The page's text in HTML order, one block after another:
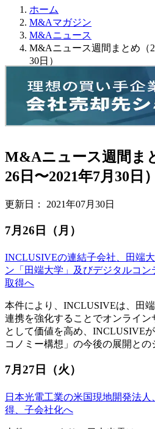
ホーム
M&Aマガジン
M&Aニュース
M&Aニュース週間まとめ（
30日）
M&Aニュース週間ま
26日〜2021年7月30日）
更新日： 2021年07月30日
7月26日（月）
INCLUSIVEの連結子会社、田端
ン「田端大学」及びデジタルコ
取得へ
本件により、INCLUSIVEは、田
連携を強化することでオンライ
として価値を高め、INCLUSIVE
コノミー構想」の今後の展開との
7月27日（火）
日本光電工業の米国現地開発法
得、子会社化へ